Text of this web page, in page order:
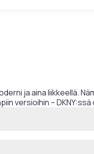
ja aina liikkeellä.
versioihin –